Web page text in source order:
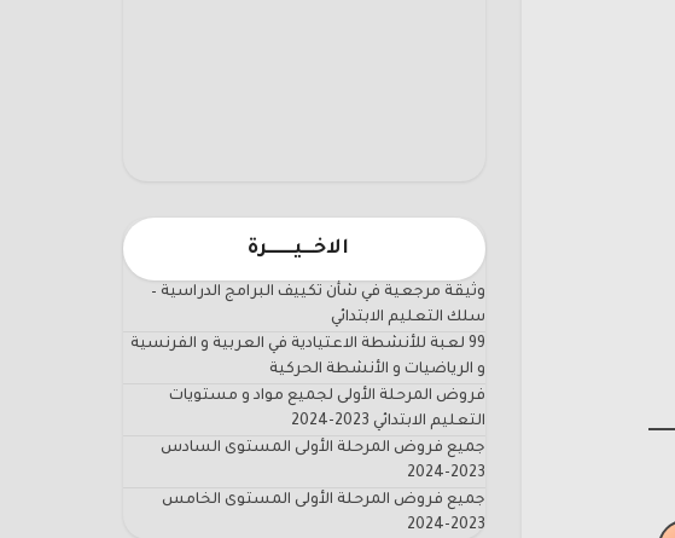
الاخـــيـــــــرة
وثيقة مرجعية في شأن تكييف البرامج الدراسية –
سلك التعليم الابتدائي
99 لعبة للأنشطة الاعتيادية في العربية و الفرنسية
و الرياضيات و الأنشطة الحركية
فروض المرحلة الأولى لجميع مواد و مستويات
التعليم الابتدائي 2023-2024
جميع فروض المرحلة الأولى المستوى السادس
2023-2024
جميع فروض المرحلة الأولى المستوى الخامس
2023-2024